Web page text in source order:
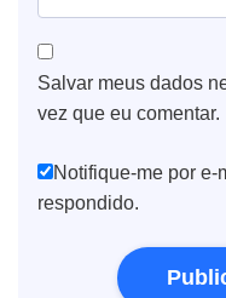
Salvar meus dados
vez que eu comentar.
Notifique-me por
respondido.